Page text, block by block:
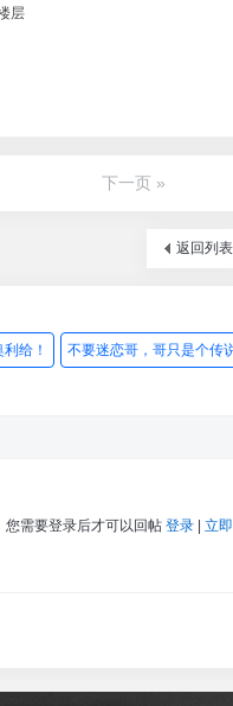
层
下一页 »
返回列表
给！ 不要迷恋哥，哥只是个传
您需要登录后才可以回帖 登录 立